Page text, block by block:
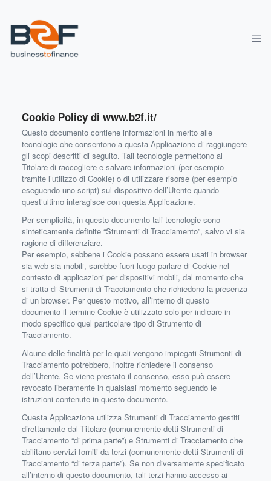
Cookie Policy di www.b2f.it/
Questo documento contiene informazioni in merito alle
tecnologie che consentono a questa Applicazione di raggiungere
gli scopi descritti di seguito. Tali tecnologie permettono al
Titolare di raccogliere e salvare informazioni (per esempio
tramite l’utilizzo di Cookie) o di utilizzare risorse (per esempio
eseguendo uno script) sul dispositivo dell’Utente quando
quest’ultimo interagisce con questa Applicazione.
Per semplicità, in questo documento tali tecnologie sono
sinteticamente definite “Strumenti di Tracciamento”, salvo vi sia
ragione di differenziare.
Per esempio, sebbene i Cookie possano essere usati in browser
sia web sia mobili, sarebbe fuori luogo parlare di Cookie nel
contesto di applicazioni per dispositivi mobili, dal momento che
si tratta di Strumenti di Tracciamento che richiedono la presenza
di un browser. Per questo motivo, all’interno di questo
documento il termine Cookie è utilizzato solo per indicare in
modo specifico quel particolare tipo di Strumento di
Tracciamento.
Alcune delle finalità per le quali vengono impiegati Strumenti di
Tracciamento potrebbero, inoltre richiedere il consenso
dell’Utente. Se viene prestato il consenso, esso può essere
revocato liberamente in qualsiasi momento seguendo le
istruzioni contenute in questo documento.
Questa Applicazione utilizza Strumenti di Tracciamento gestiti
direttamente dal Titolare (comunemente detti Strumenti di
Tracciamento “di prima parte”) e Strumenti di Tracciamento che
abilitano servizi forniti da terzi (comunemente detti Strumenti di
Tracciamento “di terza parte”). Se non diversamente specificato
all’interno di questo documento, tali terzi hanno accesso ai